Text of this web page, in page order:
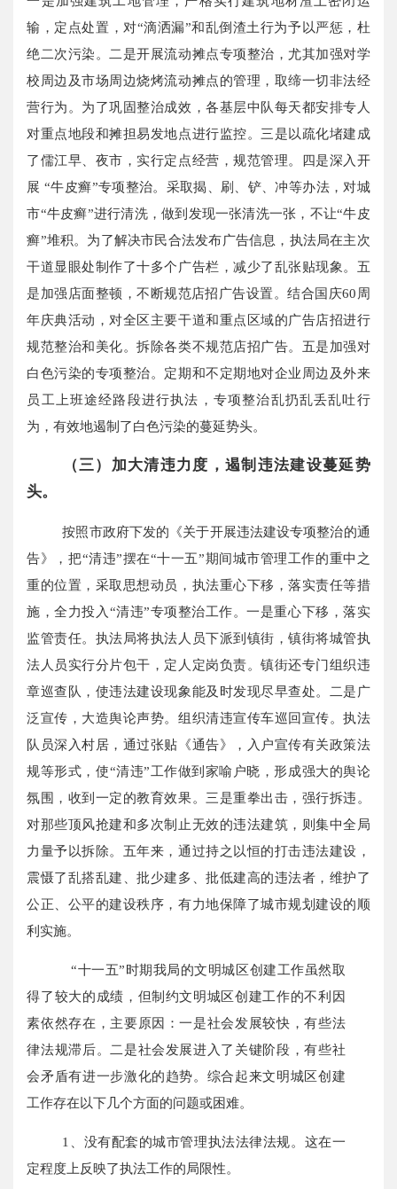
输，定点处置，对“滴洒漏”和乱倒渣土行为予以严惩，杜
绝二次污染。二是开展流动摊点专项整治，尤其加强对学
校周边及市场周边烧烤流动摊点的管理，取缔一切非法经
营行为。为了巩固整治成效，各基层中队每天都安排专人
对重点地段和摊担易发地点进行监控。三是以疏化堵建成
了儒江早、夜市，实行定点经营，规范管理。四是深入开
展 “牛皮癣”专项整治。采取揭、刷、铲、冲等办法，对城
市“牛皮癣”进行清洗，做到发现一张清洗一张，不让“牛皮
癣”堆积。为了解决市民合法发布广告信息，执法局在主次
干道显眼处制作了十多个广告栏，减少了乱张贴现象。五
是加强店面整顿，不断规范店招广告设置。结合国庆60周
年庆典活动，对全区主要干道和重点区域的广告店招进行
规范整治和美化。拆除各类不规范店招广告。五是加强对
白色污染的专项整治。定期和不定期地对企业周边及外来
员工上班途经路段进行执法，专项整治乱扔乱丢乱吐行
为，有效地遏制了白色污染的蔓延势头。
（三）加大清违力度，遏制违法建设蔓延势
头。
按照市政府下发的《关于开展违法建设专项整治的通
告》，把“清违”摆在“十一五”期间城市管理工作的重中之
重的位置，采取思想动员，执法重心下移，落实责任等措
施，全力投入“清违”专项整治工作。一是重心下移，落实
监管责任。执法局将执法人员下派到镇街，镇街将城管执
法人员实行分片包干，定人定岗负责。镇街还专门组织违
章巡查队，使违法建设现象能及时发现尽早查处。二是广
泛宣传，大造舆论声势。组织清违宣传车巡回宣传。执法
队员深入村居，通过张贴《通告》，入户宣传有关政策法
规等形式，使“清违”工作做到家喻户晓，形成强大的舆论
氛围，收到一定的教育效果。三是重拳出击，强行拆违。
对那些顶风抢建和多次制止无效的违法建筑，则集中全局
力量予以拆除。五年来，通过持之以恒的打击违法建设，
震慑了乱搭乱建、批少建多、批低建高的违法者，维护了
公正、公平的建设秩序，有力地保障了城市规划建设的顺
利实施。
“十一五”时期我局的文明城区创建工作虽然取
得了较大的成绩，但制约文明城区创建工作的不利因
素依然存在，主要原因：一是社会发展较快，有些法
律法规滞后。二是社会发展进入了关键阶段，有些社
会矛盾有进一步激化的趋势。综合起来文明城区创建
工作存在以下几个方面的问题或困难。
1、没有配套的城市管理执法法律法规。这在一
定程度上反映了执法工作的局限性。